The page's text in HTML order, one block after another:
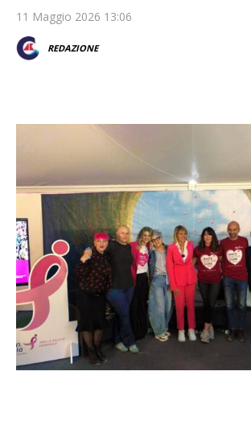
11 Maggio 2026 13:06
REDAZIONE